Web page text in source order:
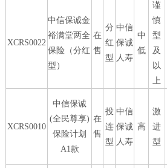
XCRS0022
中信保诚金
裕满堂两全
保险（分红
型）
在
售
分
红
型
中信
保诚
人寿
中
低
谨
慎
型
及
以
上
XCRS0010
中信保诚
(全民尊享)
保险计划
A1款
在
售
投
连
型
中信
保诚
人寿
高
激
进
型